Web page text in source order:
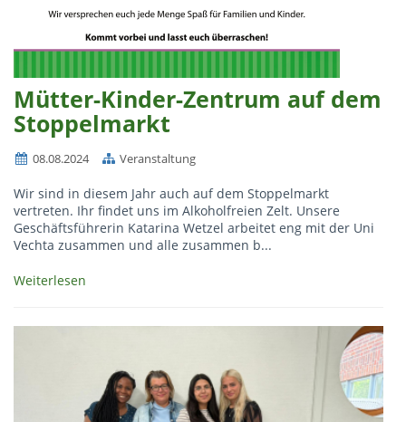
Mütter-Kinder-Zentrum auf dem
Stoppelmarkt
08.08.2024 Veranstaltung
Wir sind in diesem Jahr auch auf dem Stoppelmarkt
vertreten. Ihr findet uns im Alkoholfreien Zelt. Unsere
Geschäftsführerin Katarina Wetzel arbeitet eng mit der Uni
Vechta zusammen und alle zusammen b...
Weiterlesen